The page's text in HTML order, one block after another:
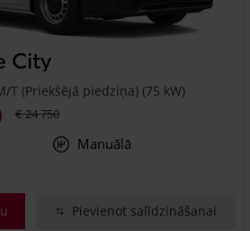
City
T (Priekšējā piedziņa) (75 kW)
€ 24 750
Manuālā
Pievienot salīdzināšanai